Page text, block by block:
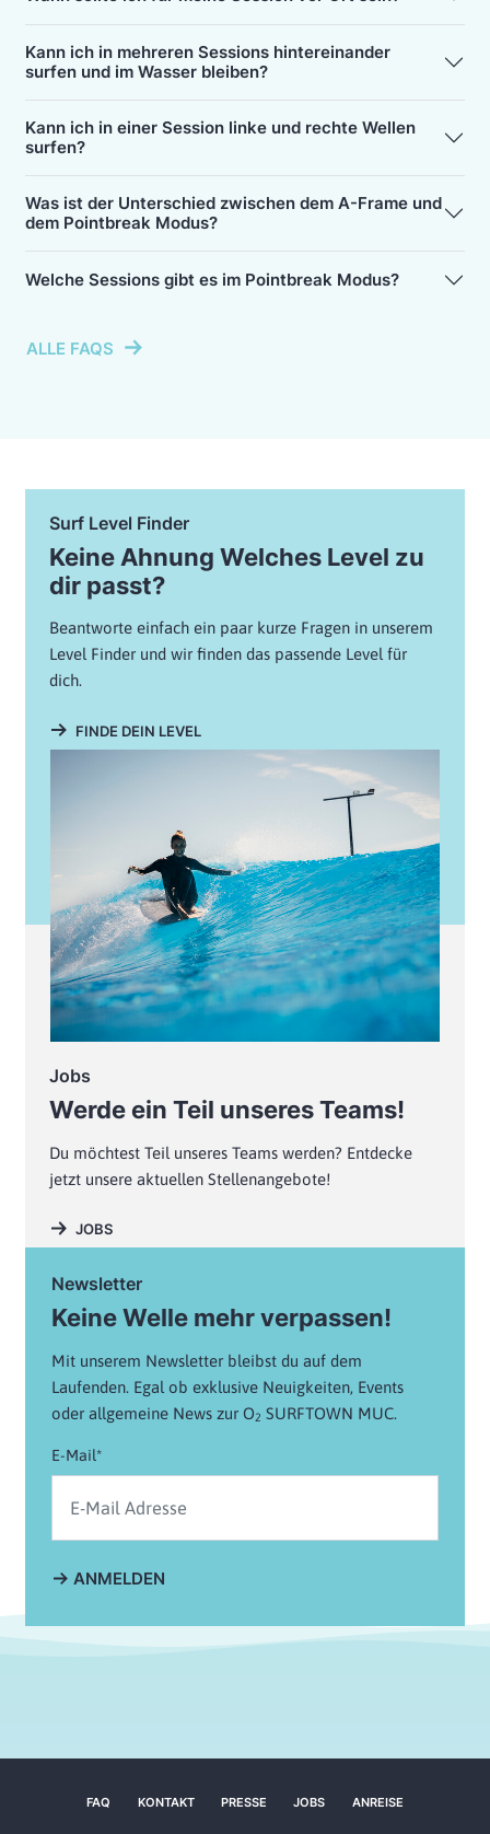
Kann ich in mehreren Sessions hintereinander
surfen und im Wasser bleiben?
Kann ich in einer Session linke und rechte Wellen
surfen?
Was ist der Unterschied zwischen dem A-Frame und
dem Pointbreak Modus?
Welche Sessions gibt es im Pointbreak Modus?
ALLE FAQS
Surf Level Finder
Keine Ahnung Welches Level zu
dir passt?
Beantworte einfach ein paar kurze Fragen in unserem
Level Finder und wir finden das passende Level für
dich.
FINDE DEIN LEVEL
Jobs
Werde ein Teil unseres Teams!
Du möchtest Teil unseres Teams werden? Entdecke
jetzt unsere aktuellen Stellenangebote!
JOBS
Newsletter
Keine Welle mehr verpassen!
Mit unserem Newsletter bleibst du auf dem
Laufenden. Egal ob exklusive Neuigkeiten, Events
oder allgemeine News zur O2 SURFTOWN MUC.
E-Mail*
ANMELDEN
FAQ KONTAKT PRESSE JOBS ANREISE